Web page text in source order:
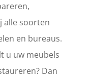
alle soorten
en bureaus.
u uw meubels
Dan